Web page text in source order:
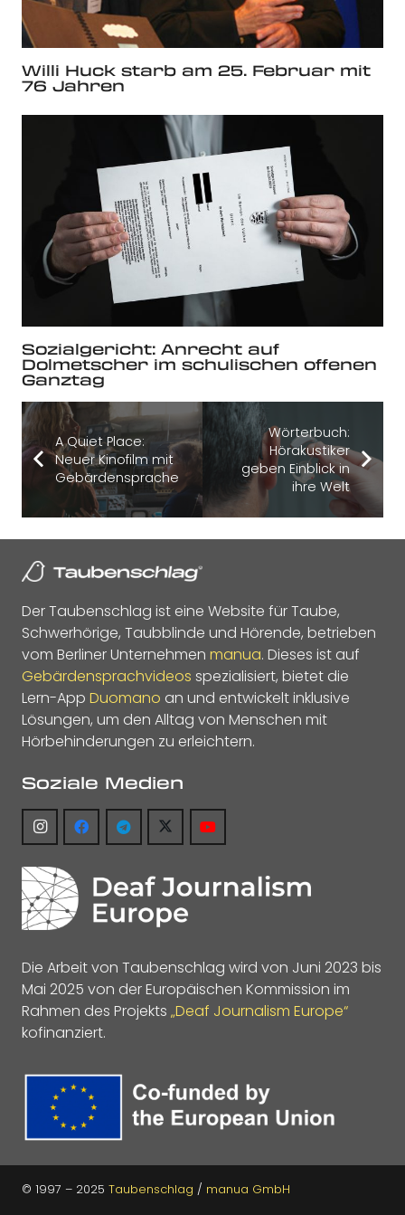
Willi Huck starb am 25. Februar mit
76 Jahren
Sozialgericht: Anrecht auf
Dolmetscher im schulischen offenen
Ganztag
A Quiet Place:
Neuer Kinofilm mit
Gebärdensprache
Wörterbuch:
Hörakustiker
geben Einblick in
ihre Welt
Der Taubenschlag ist eine Website für Taube,
Schwerhörige, Taubblinde und Hörende, betrieben
vom Berliner Unternehmen manua. Dieses ist auf
Gebärdensprachvideos spezialisiert, bietet die
Lern-App Duomano an und entwickelt inklusive
Lösungen, um den Alltag von Menschen mit
Hörbehinderungen zu erleichtern.
Soziale Medien
Die Arbeit von Taubenschlag wird von Juni 2023 bis
Mai 2025 von der Europäischen Kommission im
Rahmen des Projekts „Deaf Journalism Europe“
kofinanziert.
© 1997 – 2025 Taubenschlag / manua GmbH